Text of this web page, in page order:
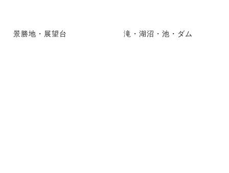
景勝地・展望台 滝・湖沼・池・ダム